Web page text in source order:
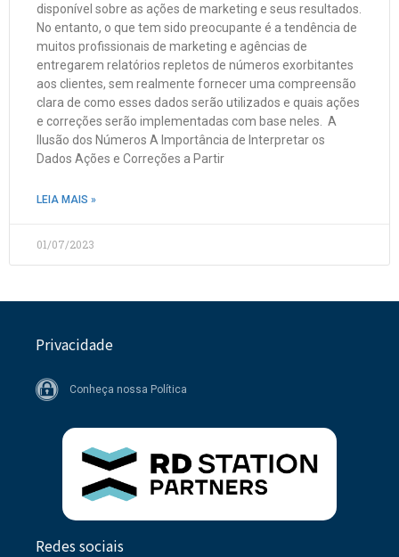
disponível sobre as ações de marketing e seus resultados.
No entanto, o que tem sido preocupante é a tendência de
muitos profissionais de marketing e agências de
entregarem relatórios repletos de números exorbitantes
aos clientes, sem realmente fornecer uma compreensão
clara de como esses dados serão utilizados e quais ações
e correções serão implementadas com base neles. A
Ilusão dos Números A Importância de Interpretar os
Dados Ações e Correções a Partir
LEIA MAIS »
01/07/2023
Redes sociais
Privacidade
Conheça nossa Política